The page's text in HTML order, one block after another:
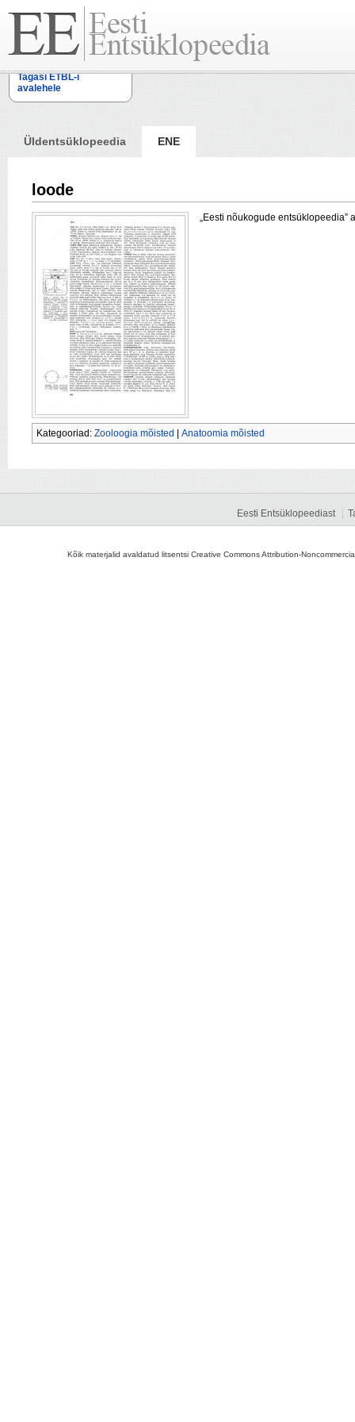
Tagasi ETBL-i
avalehele
Üldentsüklopeedia ENE
loode
„Eesti nõukogude entsüklopeedia”
Kategooriad: Zooloogia mõisted Anatoomia mõisted
Eesti Entsüklopeediast
Kõik materjalid avaldatud litsentsi Creative Commons Attribution-